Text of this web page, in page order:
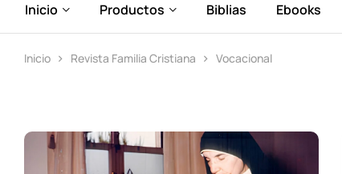
Inicio Productos Biblias Ebooks
Inicio Revista Familia Cristiana Vocacional